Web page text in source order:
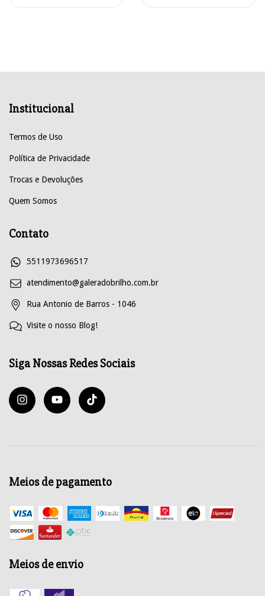
Institucional
Termos de Uso
Política de Privacidade
Trocas e Devoluções
Quem Somos
Contato
5511973696517
atendimento@galeradobrilho.com.br
Rua Antonio de Barros - 1046
Visite o nosso Blog!
Siga Nossas Redes Sociais
Meios de pagamento
Meios de envio